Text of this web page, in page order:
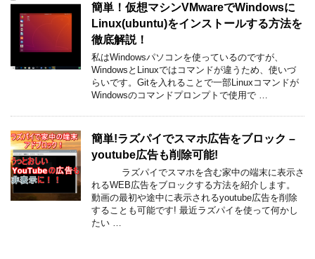
簡単！仮想マシンVMwareでWindowsに
Linux(ubuntu)をインストールする方法を
徹底解説！
私はWindowsパソコンを使っているのですが、
WindowsとLinuxではコマンドが違うため、使いづ
らいです。Gitを入れることで一部Linuxコマンドが
Windowsのコマンドプロンプトで使用で …
簡単!ラズパイでスマホ広告をブロック –
youtube広告も削除可能!
ラズパイでスマホを含む家中の端末に表示さ
れるWEB広告をブロックする方法を紹介します。
動画の最初や途中に表示されるyoutube広告を削除
することも可能です! 最近ラズパイを使って何かし
たい …